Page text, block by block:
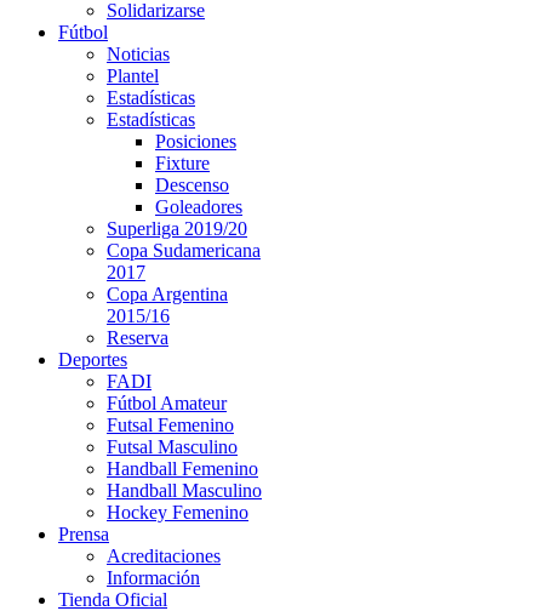
Solidarizarse
Fútbol
Noticias
Plantel
Estadísticas
Estadísticas
Posiciones
Fixture
Descenso
Goleadores
Superliga 2019/20
Copa Sudamericana
2017
Copa Argentina
2015/16
Reserva
Deportes
FADI
Fútbol Amateur
Futsal Femenino
Futsal Masculino
Handball Femenino
Handball Masculino
Hockey Femenino
Prensa
Acreditaciones
Información
Tienda Oficial